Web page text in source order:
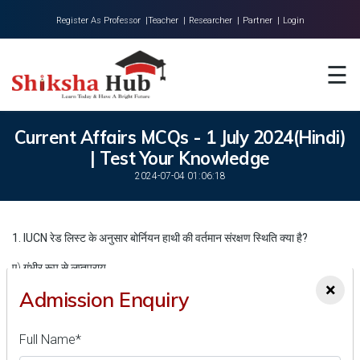
Register As Professor |Teacher | Researcher | Partner | Login
☰
About Us
Universities
Research
Blog
Contact
Current Affairs MCQs - 1 July 2024(Hindi)
| Test Your Knowledge
2024-07-04 01:06:18
1. IUCN रेड लिस्ट के अनुसार बोर्नियन हाथी की वर्तमान संरक्षण स्थिति क्या है?
ए) गंभीर रूप से लुप्तप्राय
बी) कमजोर
डी) खतरे के करीब
×
Admission Enquiry
Full Name*